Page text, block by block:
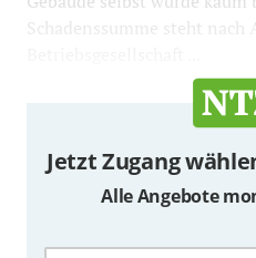
Schadenssumme steht nach
Jetzt Zugang
Alle Angebote